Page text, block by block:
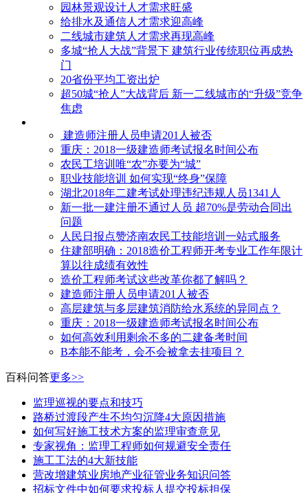
园林景观设计人才需求旺盛
给排水及通信人才需求迎高峰
二线城市建筑人才需求再现高峰
多城“抢人大战”背景下 建筑行业传统职位再成热
门
20省份平均工资出炉
超50城“抢人”大战背后 新一二线城市的“升级”竞争
焦虑
建造师注册人员申请201人被否
​重庆：2018一级建造师考试报名时间公布
农民工培训唯“农”亦要为“城”
职业技能培训 如何实现“终身”保障
湖北2018年二建考试处理违纪违规人员1341人
新一批一建注册不通过人员 超70%是劳动合同出
问题
人民日报点赞济南农民工技能培训一站式服务
住建部明确：2018造价工程师开考专业工作年限计
算以往成绩有效性
造价工程师考试这些改革你都了解吗？
建造师注册人员申请201人被否
高层建筑与多层建筑消防给水系统的异同点？
​重庆：2018一级建造师考试报名时间公布
如何高效利用剩余不多的二建备考时间
B本能不能考，会不会被拿去挂项目？
百科问答更多>>
监理巡视的要点和技巧
路桥过渡段产生不均匀沉降4大原因措施
如何写好施工技术方案的监理审查意见
专家视角：监理工程师如何规避安全责任
施工工法的4大新技能
营改增建筑业房地产业征管业务知识问答
招标文件中如何要求投标人提交投标担保